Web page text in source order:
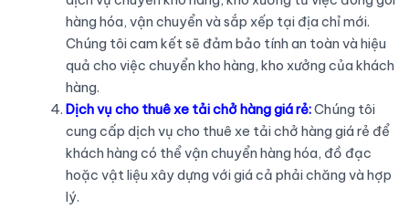
hàng hóa, vận chuyển và sắp xếp tại địa chỉ mới.
Chúng tôi cam kết sẽ đảm bảo tính an toàn và hiệu
quả cho việc chuyển kho hàng, kho xưởng của khách
hàng.
Dịch vụ cho thuê xe tải chở hàng giá rẻ:Chúng tôi
cung cấp dịch vụ cho thuê xe tải chở hàng giá rẻ để
khách hàng có thể vận chuyển hàng hóa, đồ đạc
hoặc vật liệu xây dựng với giá cả phải chăng và hợp
lý.